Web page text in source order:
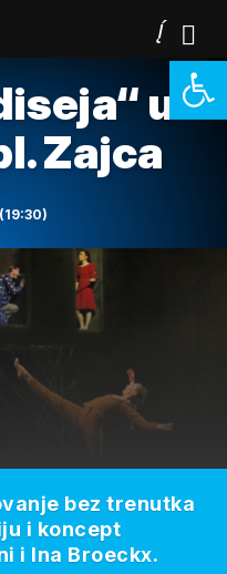
u
Zajca
bez trenutka
i koncept
i Ina Broeckx.